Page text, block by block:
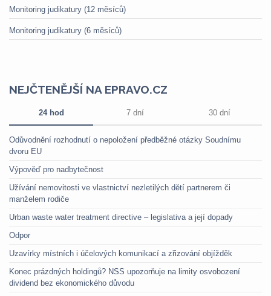
Monitoring judikatury (12 měsíců)
Monitoring judikatury (6 měsíců)
NEJČTENĚJŠÍ NA EPRAVO.CZ
24 hod 7 dní 30 dní
Odůvodnění rozhodnutí o nepoložení předběžné otázky Soudnímu
dvoru EU
Výpověď pro nadbytečnost
Užívání nemovitosti ve vlastnictví nezletilých dětí partnerem či
manželem rodiče
Urban waste water treatment directive – legislativa a její dopady
Odpor
Uzavírky místních i účelových komunikací a zřizování objížděk
Konec prázdných holdingů? NSS upozorňuje na limity osvobození
dividend bez ekonomického důvodu